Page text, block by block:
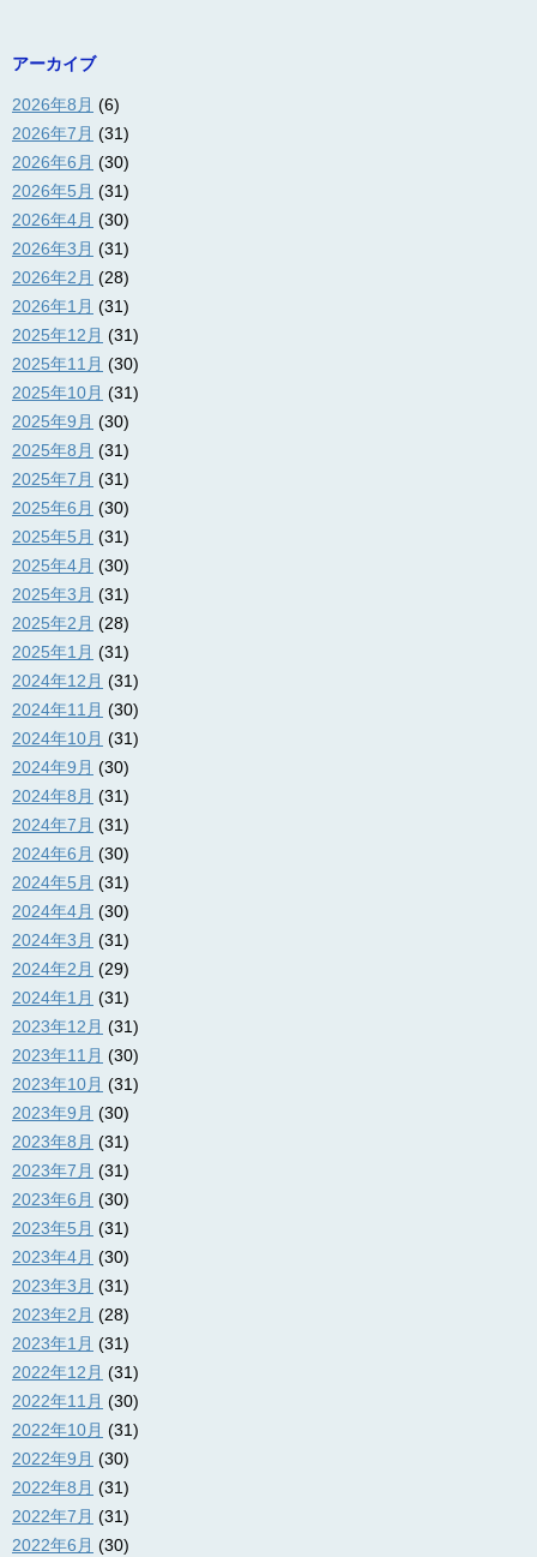
アーカイブ
2026年8月 (6)
2026年7月 (31)
2026年6月 (30)
2026年5月 (31)
2026年4月 (30)
2026年3月 (31)
2026年2月 (28)
2026年1月 (31)
2025年12月 (31)
2025年11月 (30)
2025年10月 (31)
2025年9月 (30)
2025年8月 (31)
2025年7月 (31)
2025年6月 (30)
2025年5月 (31)
2025年4月 (30)
2025年3月 (31)
2025年2月 (28)
2025年1月 (31)
2024年12月 (31)
2024年11月 (30)
2024年10月 (31)
2024年9月 (30)
2024年8月 (31)
2024年7月 (31)
2024年6月 (30)
2024年5月 (31)
2024年4月 (30)
2024年3月 (31)
2024年2月 (29)
2024年1月 (31)
2023年12月 (31)
2023年11月 (30)
2023年10月 (31)
2023年9月 (30)
2023年8月 (31)
2023年7月 (31)
2023年6月 (30)
2023年5月 (31)
2023年4月 (30)
2023年3月 (31)
2023年2月 (28)
2023年1月 (31)
2022年12月 (31)
2022年11月 (30)
2022年10月 (31)
2022年9月 (30)
2022年8月 (31)
2022年7月 (31)
2022年6月 (30)